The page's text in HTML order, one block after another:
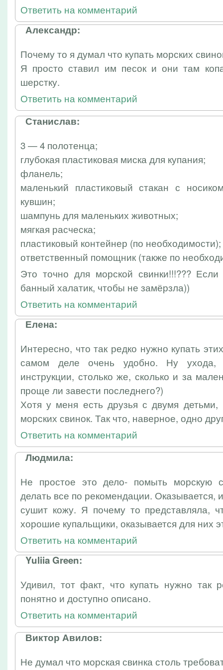
Ответить на комментарий
Александр:
Почему то я думал что купать морских
Я просто ставил им песок и они там
шерстку.
Ответить на комментарий
Станислав:
3 — 4 полотенца;
глубокая пластиковая миска для купания;
фланель;
маленький пластиковый стакан с
кувшин;
шампунь для маленьких животных;
мягкая расческа;
пластиковый контейнер (по необходимости);
ответственный помощник (также по
Это точно для морской свинки!!!???
банный халатик, чтобы не замёрзла))
Ответить на комментарий
Елена:
Интересно, что так редко нужно купать
самом деле очень удобно. Ну ухода,
инструкции, столько же, сколько и за
проще ли завести последнего?)
Хотя у меня есть друзья с двумя
морских свинок. Так что, наверное, одно
Ответить на комментарий
Людмила:
Не простое это дело- помыть морскую
делать все по рекомендации. Оказывается,
сушит кожу. Я почему то представляла,
хорошие купальщики, оказывается для них
Ответить на комментарий
Yuliia Green:
Удивил, тот факт, что купать нужно так
понятно и доступно описано.
Ответить на комментарий
Виктор Авилов:
Не думал что морская свинка столь